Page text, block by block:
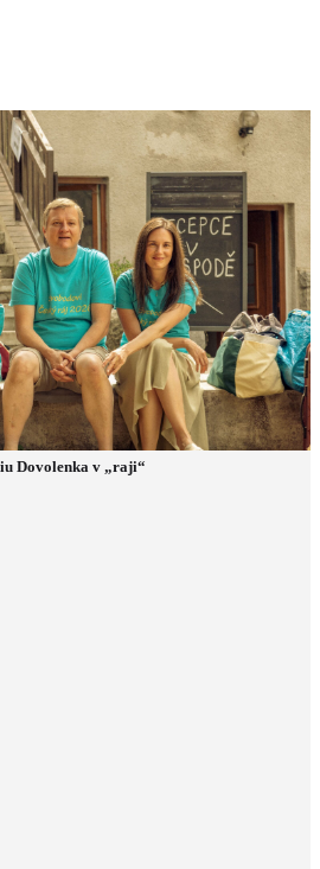
Dovolenka v „raji“